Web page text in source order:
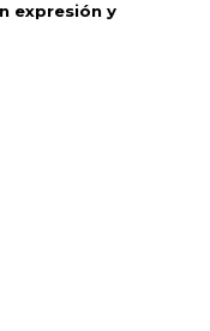
expresión y